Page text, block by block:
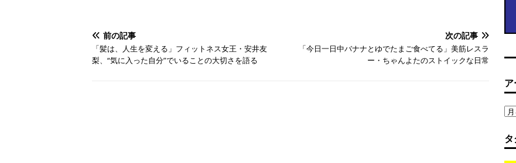
前の記事
「髪は、人生を変える」フィットネス女王・安井友
梨、“気に入った自分”でいることの大切さを語る
次の記事
「今日一日中バナナとゆでたまご食べてる」美筋レスラ
ー・ちゃんよたのストイックな日常